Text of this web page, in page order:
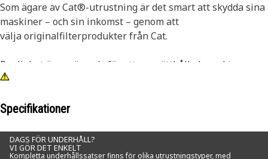
Som ägare av Cat®-utrustning är det smart att skydda sina
maskiner – och sin inkomst – genom att
välja originalfilterprodukter från Cat.
Renlighet är avgörande för att upprätthålla korrekt
smörjning av känsliga hydraul- och transmissionssystem.
mot skadlig kontaminering och nötning genom att
Cats brandsäkra hydraul-/transmissionsfilter ger
Specifikationer
DAGS FÖR UNDERHÅLL?
VI GÖR DET ENKELT
Kompletta underhållssatser finns för olika utrustningstyper, med